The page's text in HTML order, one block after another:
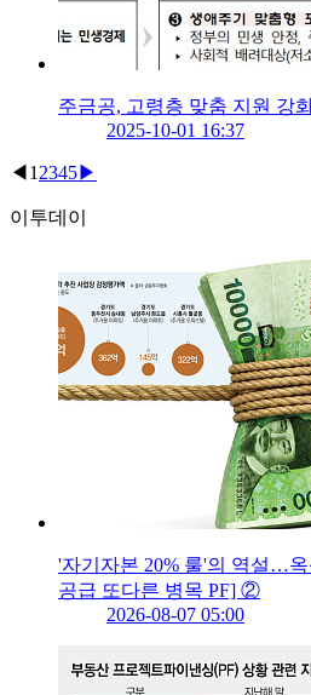
주금공, 고령층 맞춤 지원 강
2025-10-01 16:37
◀ 1 2345▶
이투데이
'자기자본 20% 룰'의 역설…
공급 또다른 병목 PF] ②
2026-08-07 05:00